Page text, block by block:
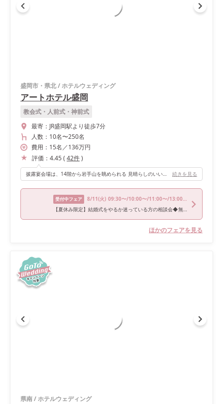
盛岡市・県北/ホテルウェディング
アートホテル盛岡
教会式・人前式・神前式
最寄： JR盛岡駅より徒歩7分
人数： 10名〜250名
費用： 15名 ／136万円
評価： 4.45( 42件)
披露宴会場は、14階から岩手山を眺められる 見晴らしのいい場所を選びました。 高層階なので周りの建物に邪魔されず、 凄く景色が良いのでとてもおすすめです。 続きを見る
受付中フェア 8/11(火) 09:30〜/10:00〜/11:00〜/13:00〜/15:30〜
【夏休み限定】結婚式をやるか迷っている方の相談会◆無料試食付
ほかのフェアを見る
県南/ホテルウェディング